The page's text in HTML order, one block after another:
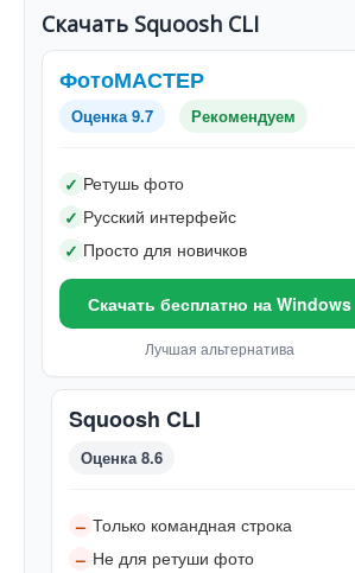
Скачать Squoosh CLI
ФотоМАСТЕР
Оценка 9.7 Рекомендуем
✓ Ретушь фото
✓ Русский интерфейс
✓ Просто для новичков
Скачать бесплатно на Windows
Лучшая альтернатива
Squoosh CLI
Оценка 8.6
– Только командная строка
– Не для ретуши фото